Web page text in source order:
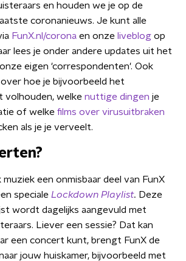
en houden we je op de
coronanieuws. Je kunt alle
FunX.nl/corona en onze liveblog op
lees je onder andere updates uit het
eigen 'correspondenten'. Ook
hoe je bijvoorbeeld het
volhouden, welke nuttige dingen je
of welke films over virusuitbraken
als je je verveelt.
een onmisbaar deel van FunX
speciale Lockdown Playlist. Deze
wordt dagelijks aangevuld met
Liever een sessie? Dat kan
een concert kunt, brengt FunX de
jouw huiskamer, bijvoorbeeld met